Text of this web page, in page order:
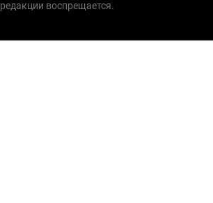
редакции воспрещается.